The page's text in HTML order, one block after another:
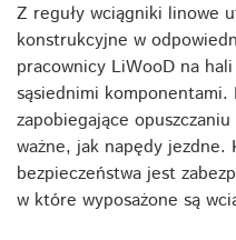
Z reguły wciągniki linowe
konstrukcyjne w
pracownicy LiWooD na
sąsiednimi
zapobiegające
ważne, jak napędy jezdne.
bezpieczeństwa jest
w które wyposażone są